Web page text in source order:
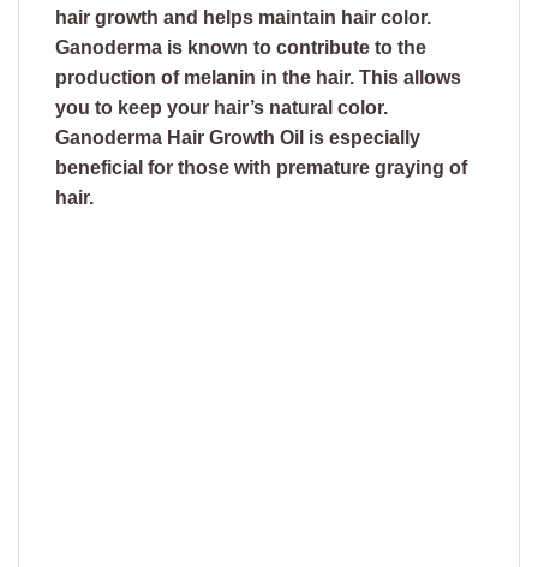
hair growth and helps maintain hair color.
Ganoderma is known to contribute to the
production of melanin in the hair. This allows
you to keep your hair’s natural color.
Ganoderma Hair Growth Oil is especially
beneficial for those with premature graying of
hair.